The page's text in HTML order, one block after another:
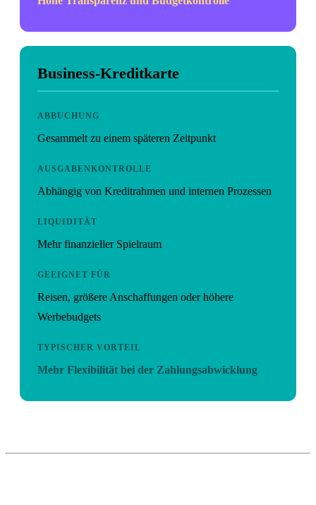
Business-Kreditkarte
ABBUCHUNG
Gesammelt zu einem späteren Zeitpunkt
AUSGABENKONTROLLE
Abhängig von Kreditrahmen und internen Prozessen
LIQUIDITÄT
Mehr finanzieller Spielraum
GEEIGNET FÜR
Reisen, größere Anschaffungen oder höhere
Werbebudgets
TYPISCHER VORTEIL
Mehr Flexibilität bei der Zahlungsabwicklung